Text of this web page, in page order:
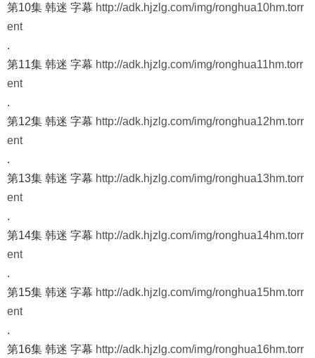
第10集 韩迷 字幕 http://adk.hjzlg.com/img/ronghua10hm.torr
ent
.
第11集 韩迷 字幕 http://adk.hjzlg.com/img/ronghua11hm.torr
ent
.
第12集 韩迷 字幕 http://adk.hjzlg.com/img/ronghua12hm.torr
ent
.
第13集 韩迷 字幕 http://adk.hjzlg.com/img/ronghua13hm.torr
ent
.
第14集 韩迷 字幕 http://adk.hjzlg.com/img/ronghua14hm.torr
ent
.
第15集 韩迷 字幕 http://adk.hjzlg.com/img/ronghua15hm.torr
ent
.
第16集 韩迷 字幕 http://adk.hjzlg.com/img/ronghua16hm.torr